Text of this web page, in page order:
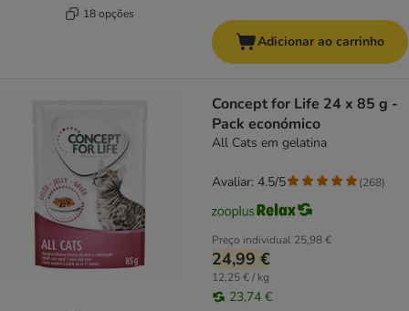
18 opções
Adicionar ao carrinho
Concept for Life 24 x 85 g -
Pack económico
All Cats em gelatina
Preço individual 25,98 €
24,99 €
12,25 € / kg
23,74 €
Avaliar: 4.5/5 (268)